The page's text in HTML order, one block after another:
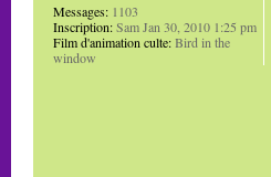
Messages: 1103
Inscription:Sam Jan 30, 2010 1:25 pm
Film d'animation culte:Bird in the
window